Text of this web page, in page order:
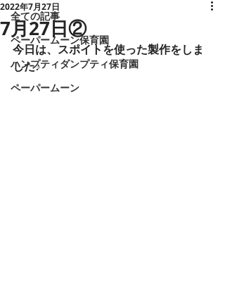
全ての記事
ペーパームーン保育園
ハンプティダンプティ保育園
ペーパームーン
7月27日②
2022年7月27日
今日は、スポイトを使った製作をしま
した♪